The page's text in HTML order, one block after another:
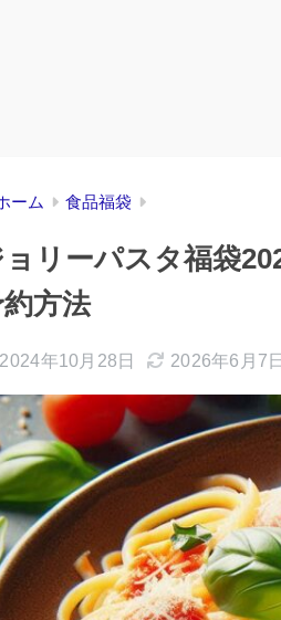
ーム 食品福袋
ョリーパスタ福袋
方法
2024年10月28日 2026年6月7日